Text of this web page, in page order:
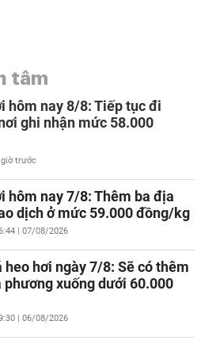
tâm
hôm nay 8/8: Tiếp tục đi
ghi nhận mức 58.000
trước
hôm nay 7/8: Thêm ba địa
dịch ở mức 59.000 đồng/kg
| 07/08/2026
heo hơi ngày 7/8: Sẽ có thêm
phương xuống dưới 60.000
| 06/08/2026